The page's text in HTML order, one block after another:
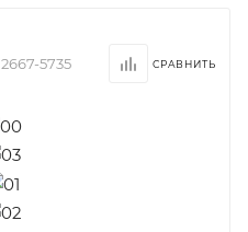
2667-5735